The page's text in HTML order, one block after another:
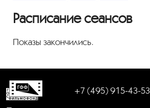
Расписание сеансов
Показы закончились.
+7 (495) 915-43-53